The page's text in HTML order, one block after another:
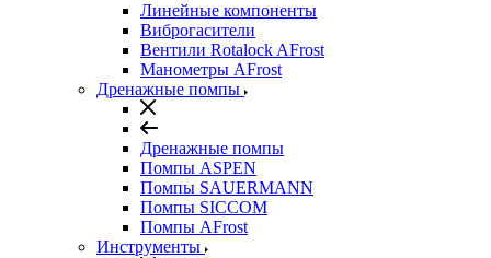
Линейные компоненты
Виброгасители
Вентили Rotalock AFrost
Манометры AFrost
Дренажные помпы
Дренажные помпы
Помпы ASPEN
Помпы SAUERMANN
Помпы SICCOM
Помпы AFrost
Инструменты